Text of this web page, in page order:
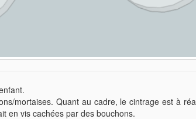
mortaises. Quant au cadre, le cintrage est à
en vis cachées par des bouchons.